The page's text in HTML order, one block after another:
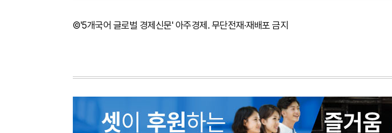
©'5개국어 글로벌 경제신문' 아주경제. 무단전재·재배포 금지